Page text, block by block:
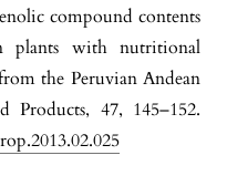
compound contents
plants with nutritional
the Peruvian Andean
Products, 47, 145–152.